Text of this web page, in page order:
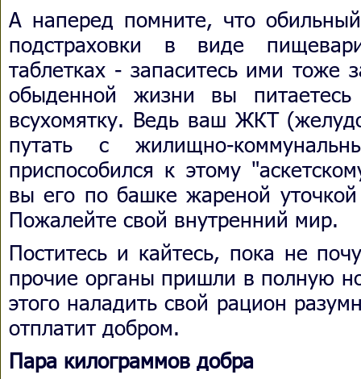
А наперед помните, что
подстраховки в виде
таблетках - запаситесь ими тоже
обыденной жизни вы
всухомятку. Ведь ваш ЖКТ
путать с жилищно-
приспособился к этому
вы его по башке жареной
Пожалейте свой внутренний мир.
Поститесь и кайтесь, пока не
прочие органы пришли в полную
этого наладить свой рацион
отплатит добром.
Пара килограммов добра